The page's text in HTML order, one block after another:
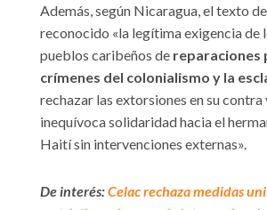
Además, según Nicaragua, el texto
reconocido «la legítima exigencia de
pueblos caribeños de reparaciones
crímenes del colonialismo y la
rechazar las extorsiones en su contra
inequívoca solidaridad hacia el
Haití sin intervenciones externas».
De interés:Celac rechaza medidas